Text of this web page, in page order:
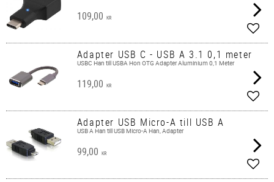
109,00 KR
Add
Adapter USB C - USB A 3.1 0,1 meter
USBC Han till USBA Hon OTG Adapter Aluminium 0,1 Meter
119,00 KR
Add
Adapter USB Micro-A till USB A
USB A Han till USB Micro-A Han, Adapter
99,00 KR
Add